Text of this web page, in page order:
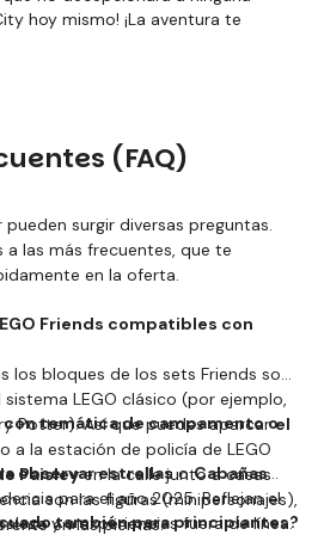
hoy mismo! ¡La aventura te
(FAQ)
surgir diversas preguntas.
a las más frecuentes, que te
en la oferta.
Friends compatibles con
los bloques de los sets Friends son
LEGO clásico (por ejemplo,
Potter). Así que puedes aparcarel
a la estación de policía de LEGO
Paisleyen la calle junto a casas
son las figuras (minipersonajes),
en las piernas.
con temática de campamento o
observar estrellasoCabañas
para el año 2025. Reflejan el
y a experiencias fuera de línea.
también para principiantes?